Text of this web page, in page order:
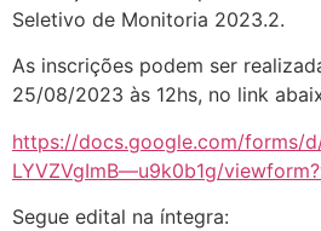
Seletivo de Monitoria 2023.2.
As inscrições podem ser
25/08/2023 às 12hs, no link
https://docs.google.com/forms/
LYVZVgImB—u9k0b1g/
Segue edital na íntegra: